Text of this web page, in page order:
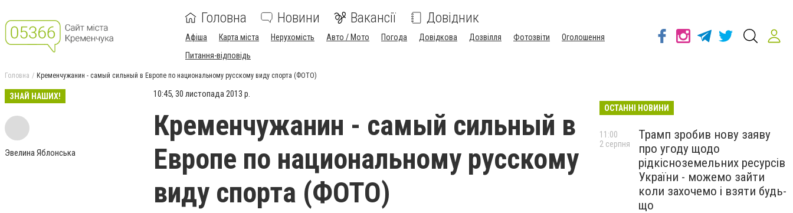
Головна Новини Вакансії Довідник
Афіша Карта міста Нерухомість Авто / Мото Погода Довідкова Дозвілля Фотозвіти
Оголошення
Питання-відповідь
Головна Кременчужанин - самый сильный в Европе по национальному русскому виду спорта (ФОТО)
ЗНАЙ НАШИХ!
Эвелина Яблонська
10:45, 30 листопада 2013 р.
Кременчужанин - самый сильный в
Европе по национальному русскому
виду спорта (ФОТО)
ОСТАННІ НОВИНИ
Трамп зробив нову заяву
про угоду щодо
рідкісноземельних ресурсів
України - можемо зайти
коли захочемо і взяти будь-
що
11:00
2 серпня